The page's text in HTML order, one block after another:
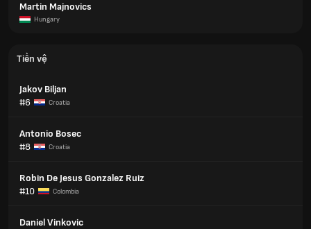
Martin Majnovics
Hungary
Tiền vệ
Jakov Biljan
#6
Croatia
Antonio Bosec
#8
Croatia
Robin De Jesus Gonzalez Ruiz
#10
Colombia
Daniel Vinkovic